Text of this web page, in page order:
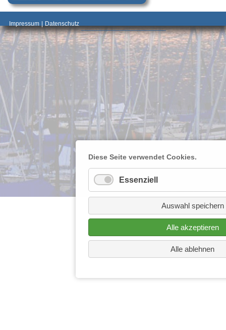
Impressum | Datenschutz ________________________
Diese Seite verwendet Cookies.
Essenziell
Auswahl speichern
Alle akzeptieren
Alle ablehnen